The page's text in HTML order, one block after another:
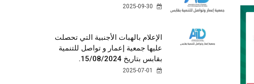
الإعلام بالهبات الأجنبية التي تحصلت
عليها جمعية إعمار و تواصل للتنمية
بقابس بتاريخ 15/08/2024.